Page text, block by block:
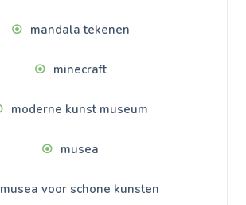
mandala tekenen
minecraft
moderne kunst museum
musea
musea voor schone kunsten